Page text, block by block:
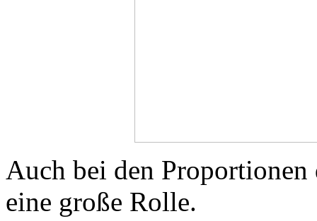
Auch bei den
eine große Rolle.